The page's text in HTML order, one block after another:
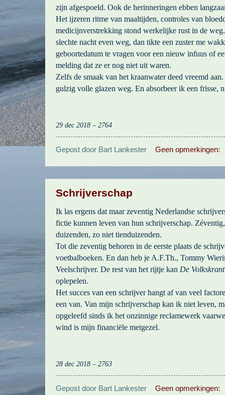
zijn afgespoeld. Ook de herinneringen ebben
Het ijzeren ritme van maaltijden, controles van
medicijnverstrekking stond werkelijke rust in de
slechte nacht even weg, dan tikte een zuster me
geboortedatum te vragen voor een nieuw infuus of
melding dat ze er nog niet uit waren.
Zelfs de smaak van het kraanwater deed vreemd
gulzig volle glazen weg. En absorbeer ik een frisse,
29 dec 2018 – 2764
Gepost door Bart Lankester Geen opmerkingen:
Schrijverschap
Ik las ergens dat maar zeventig Nederlandse
fictie kunnen leven van hun schrijverschap.
duizenden, zo niet tienduizenden.
Tot die zeventig behoren in de eerste plaats de
voetbalboeken. En dan heb je A.F.Th., Tommy
Veelschrijver. De rest van het rijtje kan De
oplepelen.
Het succes van een schrijver hangt af van veel
een van. Van mijn schrijverschap kan ik niet leven,
opgeleefd sinds ik het onzinnige reclamewerk
wind is mijn financiële metgezel.
28 dec 2018 – 2763
Gepost door Bart Lankester Geen opmerkingen: